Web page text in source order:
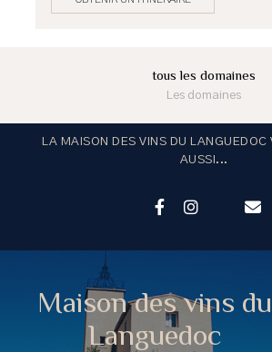
tous les domaines
Les domaines
LA MAISON DES VINS DU LANGUEDOC
AUSSI...
Maison des vins du
Languedoc